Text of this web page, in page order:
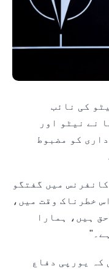
(وام) – نیٹو کی نائب
نے نیٹو اور
کو مضبوط
میں گفتگو
خطرناک وقت میں،
ہیں، ہمارا
کہ یورپی دفاع